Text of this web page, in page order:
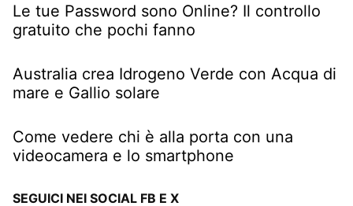
Le tue Password sono Online? Il controllo
gratuito che pochi fanno
Australia crea Idrogeno Verde con Acqua di
mare e Gallio solare
Come vedere chi è alla porta con una
videocamera e lo smartphone
SEGUICI NEI SOCIAL FB E X